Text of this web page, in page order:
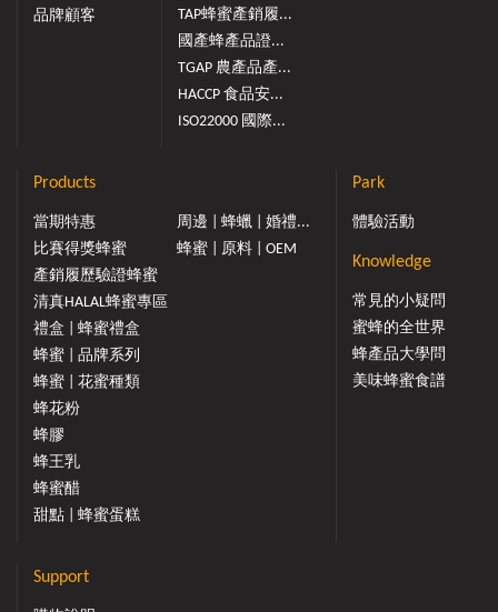
品牌顧客
TAP蜂蜜產銷履...
國產蜂產品證...
TGAP 農產品產...
HACCP 食品安...
ISO22000 國際...
Products
當期特惠
比賽得獎蜂蜜
產銷履歷驗證蜂蜜
清真HALAL蜂蜜專區
禮盒 | 蜂蜜禮盒
蜂蜜 | 品牌系列
蜂蜜 | 花蜜種類
蜂花粉
蜂膠
蜂王乳
蜂蜜醋
甜點 | 蜂蜜蛋糕
周邊 | 蜂蠟 | 婚禮...
蜂蜜 | 原料 | OEM
Park
體驗活動
Knowledge
常見的小疑問
蜜蜂的全世界
蜂產品大學問
美味蜂蜜食譜
Support